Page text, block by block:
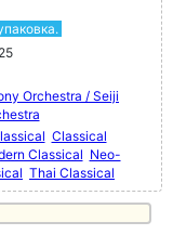
Orchestra / Seiji
Classical
Classical Neo-
Thai Classical